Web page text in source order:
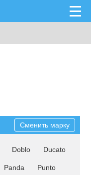
Сменить марку
Doblo Ducato
Panda Punto